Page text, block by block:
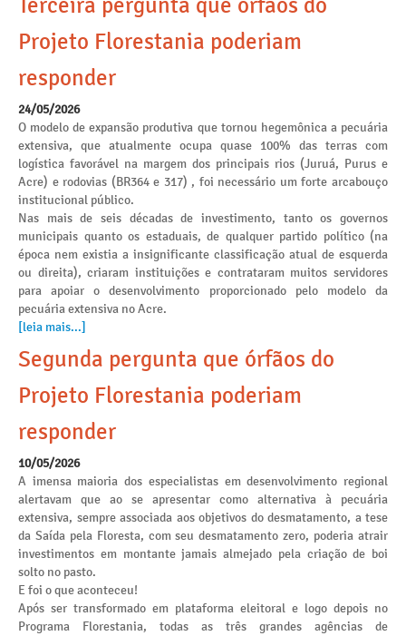
Terceira pergunta que órfãos do
Projeto Florestania poderiam
responder
24/05/2026
O modelo de expansão produtiva que tornou hegemônica a pecuária
extensiva, que atualmente ocupa quase 100% das terras com
logística favorável na margem dos principais rios (Juruá, Purus e
Acre) e rodovias (BR364 e 317) , foi necessário um forte arcabouço
institucional público.
Nas mais de seis décadas de investimento, tanto os governos
municipais quanto os estaduais, de qualquer partido político (na
época nem existia a insignificante classificação atual de esquerda
ou direita), criaram instituições e contrataram muitos servidores
para apoiar o desenvolvimento proporcionado pelo modelo da
pecuária extensiva no Acre.
[leia mais...]
Segunda pergunta que órfãos do
Projeto Florestania poderiam
responder
10/05/2026
A imensa maioria dos especialistas em desenvolvimento regional
alertavam que ao se apresentar como alternativa à pecuária
extensiva, sempre associada aos objetivos do desmatamento, a tese
da Saída pela Floresta, com seu desmatamento zero, poderia atrair
investimentos em montante jamais almejado pela criação de boi
solto no pasto.
E foi o que aconteceu!
Após ser transformado em plataforma eleitoral e logo depois no
Programa Florestania, todas as três grandes agências de